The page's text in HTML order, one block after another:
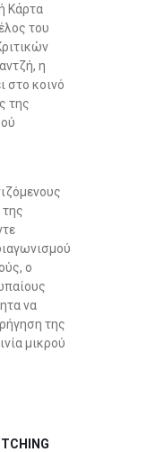
Κάρτα
του
η
στο κοινό
της
ο
να
της
μικρού